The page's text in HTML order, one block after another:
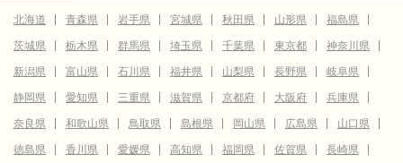
北海道 青森県 岩手県 宮城県 秋田県 山形県
福島県
茨城県
栃木県 群馬県 埼玉県 千葉県 東京都
神奈川県
新潟県
富山県 石川県 福井県 山梨県 長野県
岐阜県
静岡県
愛知県 三重県 滋賀県 京都府 大阪府
兵庫県
奈良県
和歌山県 鳥取県 島根県 岡山県 広島県
山口県
徳島県
香川県 愛媛県 高知県 福岡県 佐賀県 長崎県